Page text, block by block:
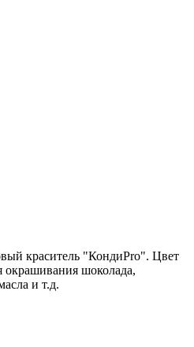
краситель "КондиPro". Цвет
шоколада,
и т.д.